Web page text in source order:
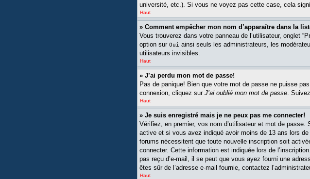
université, etc.). Si vous ne voyez pas cette case, cela
Haut
» Comment empêcher mon nom d’apparaître dans la
Vous trouverez dans votre panneau de l’utilisateur, onglet
option sur Oui ainsi seuls les administrateurs, les
utilisateurs invisibles.
Haut
» J’ai perdu mon mot de passe!
Pas de panique! Bien que votre mot de passe ne puisse
connexion, cliquez sur J’ai oublié mon mot de passe.
Haut
» Je suis enregistré mais je ne peux pas me connecter!
Vérifiez, en premier, vos nom d’utilisateur et mot de
active et si vous avez indiqué avoir moins de 13 ans lors
forums nécessitent que toute nouvelle inscription soit
connecter. Cette information est indiquée lors de
pas reçu d’e-mail, il se peut que vous ayez fourni une
êtes sûr de l’adresse e-mail fournie, contactez
Haut